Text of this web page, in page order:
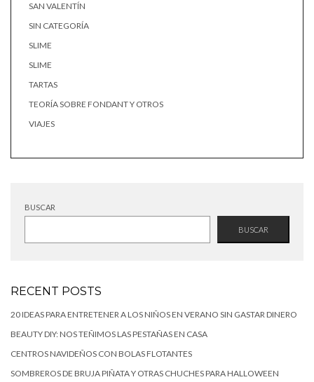
SAN VALENTÍN
SIN CATEGORÍA
SLIME
SLIME
TARTAS
TEORÍA SOBRE FONDANT Y OTROS
VIAJES
BUSCAR
BUSCAR
RECENT POSTS
20 IDEAS PARA ENTRETENER A LOS NIÑOS EN VERANO SIN GASTAR DINERO
BEAUTY DIY: NOS TEÑIMOS LAS PESTAÑAS EN CASA
CENTROS NAVIDEÑOS CON BOLAS FLOTANTES
SOMBREROS DE BRUJA PIÑATA Y OTRAS CHUCHES PARA HALLOWEEN